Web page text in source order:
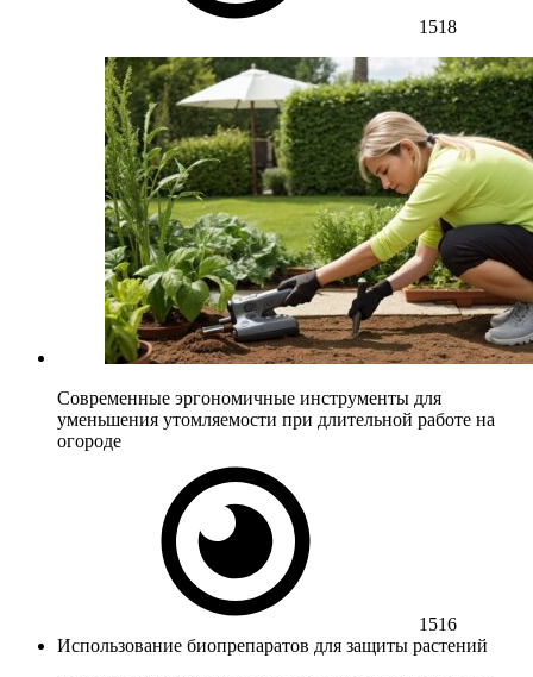
1518
Современные эргономичные инструменты для
уменьшения утомляемости при длительной работе на
огороде
1516
Использование биопрепаратов для защиты растений